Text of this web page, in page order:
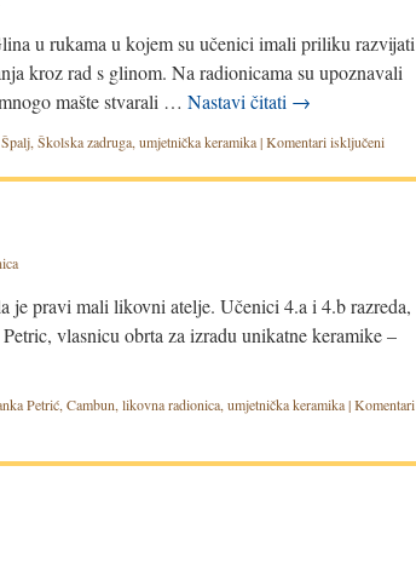
u rukama u kojem su učenici imali priliku razvijati
kroz rad s glinom. Na radionicama su upoznavali
mašte stvarali … Nastavi čitati →
, Školska zadruga, umjetnička keramika|Komentari isključeni
je pravi mali likovni atelje. Učenici 4.a i 4.b razreda,
vlasnicu obrta za izradu unikatne keramike –
Petrić, Cambun, likovna radionica, umjetnička keramika|Komentari